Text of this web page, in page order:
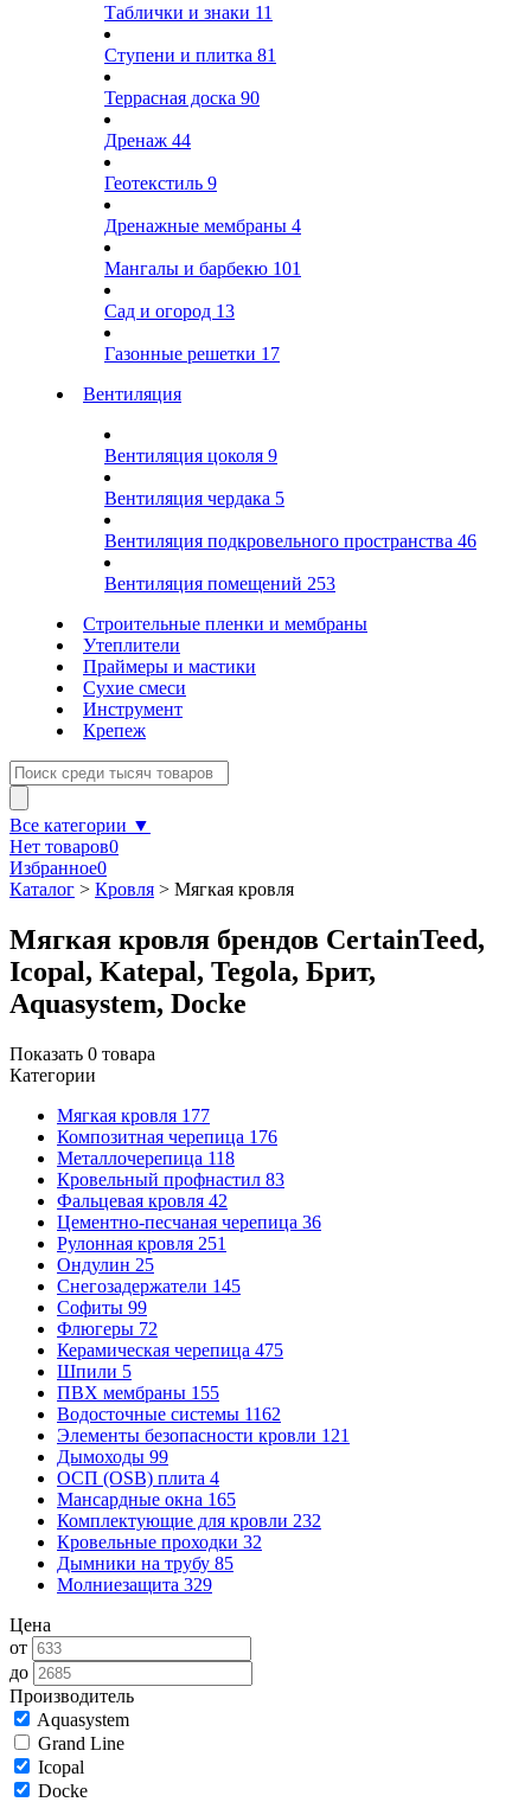
Таблички и знаки 11
Ступени и плитка 81
Террасная доска 90
Дренаж 44
Геотекстиль 9
Дренажные мембраны 4
Мангалы и барбекю 101
Сад и огород 13
Газонные решетки 17
Вентиляция
Вентиляция цоколя 9
Вентиляция чердака 5
Вентиляция подкровельного пространства 46
Вентиляция помещений 253
Строительные пленки и мембраны
Утеплители
Праймеры и мастики
Сухие смеси
Инструмент
Крепеж
Все категории ▼
Нет товаров0
Избранное0
Каталог > Кровля > Мягкая кровля
Мягкая кровля брендов CertainTeed,
Icopal, Katepal, Tegola, Брит,
Aquasystem, Docke
Показать 0 товара
Категории
Мягкая кровля 177
Композитная черепица 176
Металлочерепица 118
Кровельный профнастил 83
Фальцевая кровля 42
Цементно-песчаная черепица 36
Рулонная кровля 251
Ондулин 25
Снегозадержатели 145
Софиты 99
Флюгеры 72
Керамическая черепица 475
Шпили 5
ПВХ мембраны 155
Водосточные системы 1162
Элементы безопасности кровли 121
Дымоходы 99
ОСП (OSB) плита 4
Мансардные окна 165
Комплектующие для кровли 232
Кровельные проходки 32
Дымники на трубу 85
Молниезащита 329
Цена
от
до
Производитель
Aquasystem
Grand Line
Icopal
Docke